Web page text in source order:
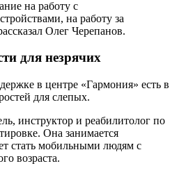
на работу с
на работу за
Олег Черепанов.
для незрячих
в центре «Гармония» есть в
для слепых.
инструктор и реабилитолог по
Она занимается
стать мобильными людям с
возраста.